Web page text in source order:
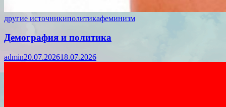
другие источникиполитикафеминизм
Демография и политика
admin20.07.202618.07.2026